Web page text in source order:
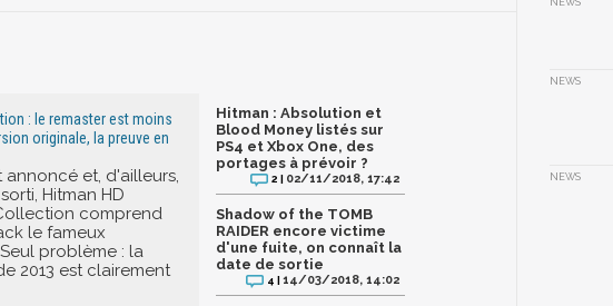
: le remaster est moins
originale, la preuve en
annoncé et, d'ailleurs,
Hitman HD
comprend
le fameux
problème : la
2013 est clairement
Hitman : Absolution et
Blood Money listés sur
PS4 et Xbox One, des
portages à prévoir ?
2 | 02/11/2018, 17:42
Shadow of the TOMB
RAIDER encore victime
d'une fuite, on connaît la
date de sortie
4 | 14/03/2018, 14:02
NEWS
NEWS
NEWS